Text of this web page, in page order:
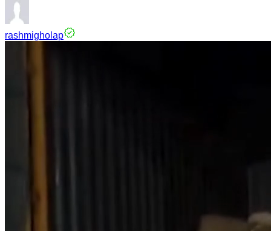
rashmigholap